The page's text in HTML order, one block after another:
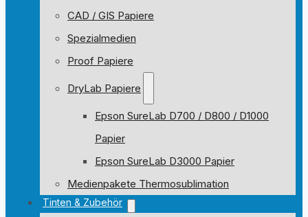
CAD / GIS Papiere
Spezialmedien
Proof Papiere
DryLab Papiere
Epson SureLab D700 / D800 / D1000
Papier
Epson SureLab D3000 Papier
Medienpakete Thermosublimation
Tinten & Zubehör